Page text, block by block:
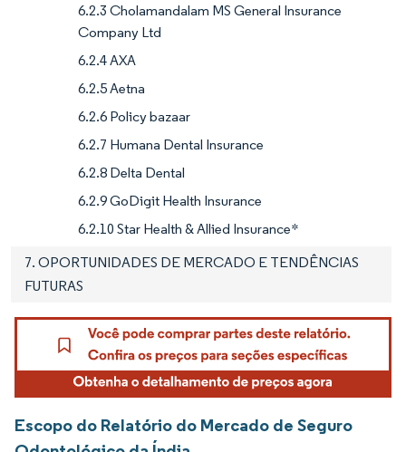
6.2.3 Cholamandalam MS General Insurance
Company Ltd
6.2.4 AXA
6.2.5 Aetna
6.2.6 Policy bazaar
6.2.7 Humana Dental Insurance
6.2.8 Delta Dental
6.2.9 GoDigit Health Insurance
6.2.10 Star Health & Allied Insurance*
7. OPORTUNIDADES DE MERCADO E TENDÊNCIAS
FUTURAS
Escopo do Relatório do Mercado de Seguro